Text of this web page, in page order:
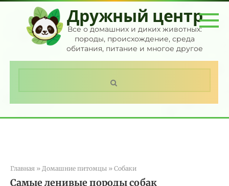
Перейти
контенту
Дружный центр
Все о домашних и диких животных:
породы, происхождение, среда
обитания, питание и многое другое
Главная » Домашние питомцы » Собаки
Самые ленивые породы собак